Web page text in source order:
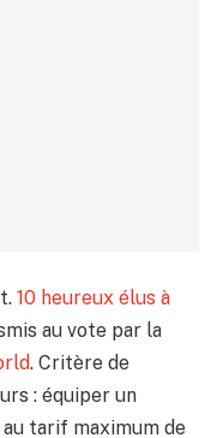
10 heureux élus à
au vote par la
. Critère de
: équiper un
au tarif maximum de